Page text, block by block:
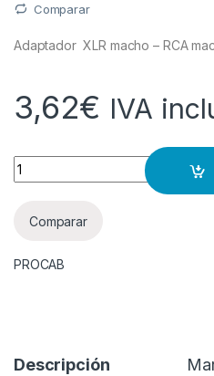
Comparar
Adaptador XLR macho – RCA
3,62€ IVA
Cantidad
Comparar
PROCAB
Descripción